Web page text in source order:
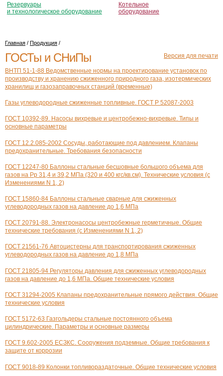
Резервуары
и технологическое оборудование
Котельное
оборудование
Главная / Продукция /
Версия для печати
ГОСТы и СНиПы
ВНТП 51-1-88 Ведомственные нормы на проектирование установок по
производству и хранению сжиженного природного газа, изотермических
хранилищ и газозаправочных станций (временные)
Газы углеводородные сжиженные топливные. ГОСТ Р 52087-2003
ГОСТ 10392-89. Насосы вихревые и центробежно-вихревые. Типы и
основные параметры
ГОСТ 12.2.085-2002 Сосуды, работающие под давлением. Клапаны
предохранительные. Требования безопасности
ГОСТ 12247-80 Баллоны стальные бесшовные большого объема для
газов на Рр 31,4 и 39,2 МПа (320 и 400 кгс/кв.см). Технические условия (с
Изменениями N 1, 2)
ГОСТ 15860-84 Баллоны стальные сварные для сжиженных
углеводородных газов на давление до 1,6 МПа
ГОСТ 20791-88. Электронасосы центробежные герметичные. Общие
технические требования (с Изменениями N 1, 2)
ГОСТ 21561-76 Автоцистерны для транспортирования сжиженных
углеводородных газов на давление до 1,8 МПа
ГОСТ 21805-94 Регуляторы давления для сжиженных углеводородных
газов на давление до 1,6 МПа. Общие технические условия
ГОСТ 31294-2005 Клапаны предохранительные прямого действия. Общие
технические условия
ГОСТ 5172-63 Газгольдеры стальные постоянного объема
цилиндрические. Параметры и основные размеры
ГОСТ 9.602-2005 ЕСЗКС. Сооружения подземные. Общие требования к
защите от коррозии
ГОСТ 9018-89 Колонки топливораздаточные. Общие технические условия